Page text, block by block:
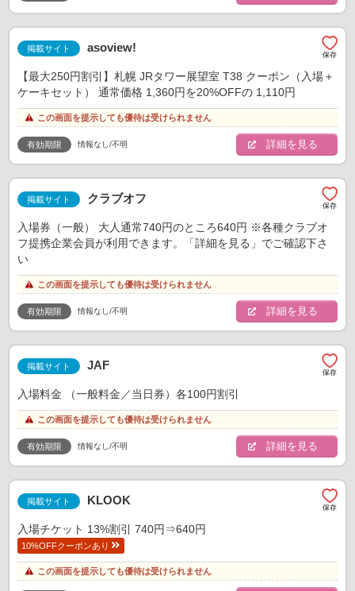
掲載サイト asoview!
有効期限 情報なし/不明
【最大250円割引】札幌 JRタワー展望室 T38 クーポン（入場＋
ケーキセット） 通常価格 1,360円を20%OFFの 1,110円
詳細を見る
この画面を提示しても優待は受けられません
掲載サイト クラブオフ
有効期限 情報なし/不明
入場券（一般） 大人通常740円のところ640円 ※各種クラブオ
フ提携企業会員が利用できます。「詳細を見る」でご確認下さ
い
詳細を見る
この画面を提示しても優待は受けられません
掲載サイト JAF
有効期限 情報なし/不明
入場料金 （一般料金／当日券）各100円割引
詳細を見る
この画面を提示しても優待は受けられません
掲載サイト KLOOK
入場チケット 13%割引 740円⇒640円
10%OFFクーポンあり
この画面を提示しても優待は受けられません